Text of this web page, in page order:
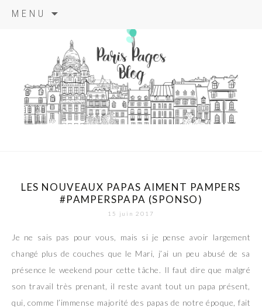
MENU
principal
paris pages
blog
LES NOUVEAUX PAPAS AIMENT PAMPERS
#PAMPERSPAPA (SPONSO)
15 juin 2017
Je ne sais pas pour vous, mais si je pense avoir largement
changé plus de couches que le Mari, j’ai un peu abusé de sa
présence le weekend pour cette tâche. Il faut dire que malgré
son travail très prenant, il reste avant tout un papa présent,
qui, comme l’immense majorité des papas de notre époque, fait